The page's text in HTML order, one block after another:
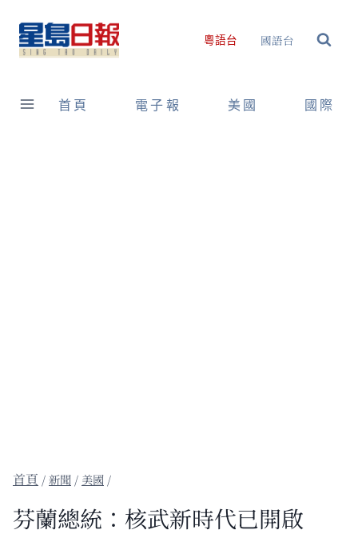
content
粵語台 國語台
首頁 電子報 美國 國際
/新聞 / 美國 /
芬蘭總統：核武新時代已開啟